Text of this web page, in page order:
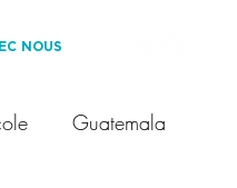
NOUS
Guatemala